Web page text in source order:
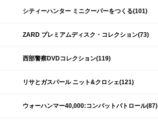
シティーハンター ミニクーパーをつくる(101)
ZARD プレミアムディスク・コレクション(73)
西部警察DVDコレクション(119)
リサとガスパール ニット&クロシェ(121)
ウォーハンマー40,000:コンバットパトロール(87)